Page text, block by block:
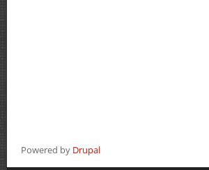
Powered by Drupal